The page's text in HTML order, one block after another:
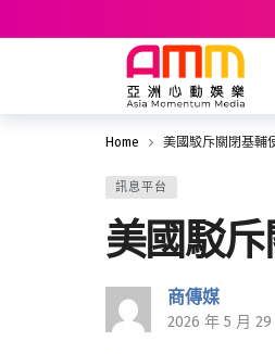
Home 美國駁斥關閉基輔
訊息平台
美國駁
商傳媒
2026 年 5 月 29